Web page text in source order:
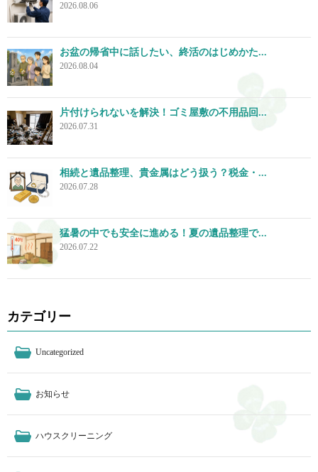
2026.08.06
お盆の帰省中に話したい、終活のはじめかた...
2026.08.04
片付けられないを解決！ゴミ屋敷の不用品回...
2026.07.31
相続と遺品整理、貴金属はどう扱う？税金・...
2026.07.28
猛暑の中でも安全に進める！夏の遺品整理で...
2026.07.22
カテゴリー
Uncategorized
お知らせ
ハウスクリーニング